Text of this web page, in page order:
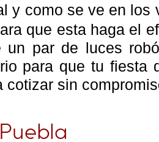
y como se ve en los
que esta haga el
par de luces
para que tu fiesta
cotizar sin